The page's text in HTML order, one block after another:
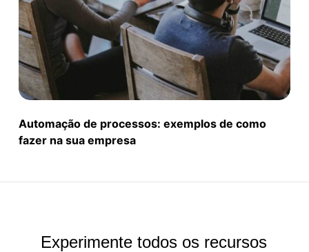
Automação de processos: exemplos de como
fazer na sua empresa
Experimente todos os recursos